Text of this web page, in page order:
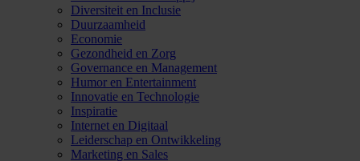
Diversiteit en Inclusie
Duurzaamheid
Economie
Gezondheid en Zorg
Governance en Management
Humor en Entertainment
Innovatie en Technologie
Inspiratie
Internet en Digitaal
Leiderschap en Ontwikkeling
Marketing en Sales